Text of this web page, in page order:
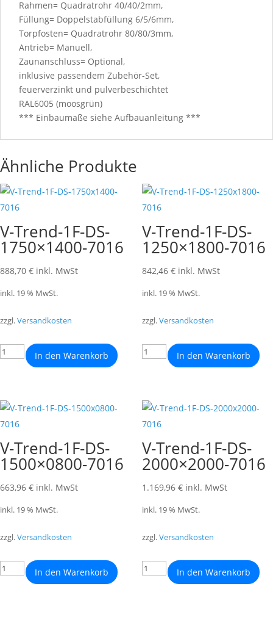
Rahmen= Quadratrohr 40/40/2mm,
Füllung= Doppelstabfüllung 6/5/6mm,
Torpfosten= Quadratrohr 80/80/3mm,
Antrieb= Manuell,
Zaunanschluss= Optional,
inklusive passendem Zubehör-Set,
feuerverzinkt und pulverbeschichtet
RAL6005 (moosgrün)
*** Einbaumaße siehe Aufbauanleitung ***
Ähnliche Produkte
V-Trend-1F-DS-
1750×1400-7016
888,70 € inkl. MwSt
inkl. 19 % MwSt.
zzgl.Versandkosten
In den Warenkorb
V-Trend-1F-DS-
1250×1800-7016
842,46 € inkl. MwSt
inkl. 19 % MwSt.
zzgl.Versandkosten
In den Warenkorb
V-Trend-1F-DS-
1500×0800-7016
663,96 € inkl. MwSt
inkl. 19 % MwSt.
zzgl.Versandkosten
In den Warenkorb
V-Trend-1F-DS-
2000×2000-7016
1.169,96 € inkl. MwSt
inkl. 19 % MwSt.
zzgl.Versandkosten
In den Warenkorb